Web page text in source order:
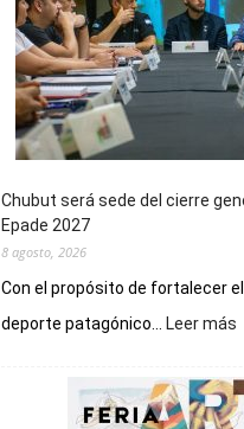
Chubut será sede del cierre
Epade 2027
8 agosto, 2026
Con el propósito de fortalecer
deporte patagónico...
Leer más